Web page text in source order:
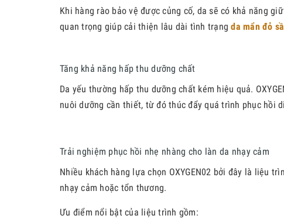
Khi hàng rào bảo vệ được củng cố, da sẽ có khả năng
quan trọng giúp cải thiện lâu dài tình trạngda mẩn đỏ
Tăng khả năng hấp thu dưỡng chất
Da yếu thường hấp thu dưỡng chất kém hiệu quả.
nuôi dưỡng cần thiết, từ đó thúc đẩy quá trình phục hồi
Trải nghiệm phục hồi nhẹ nhàng cho làn da nhạy cảm
Nhiều khách hàng lựa chọn OXYGEN02 bởi đây là liệu
nhạy cảm hoặc tổn thương.
Ưu điểm nổi bật của liệu trình gồm: